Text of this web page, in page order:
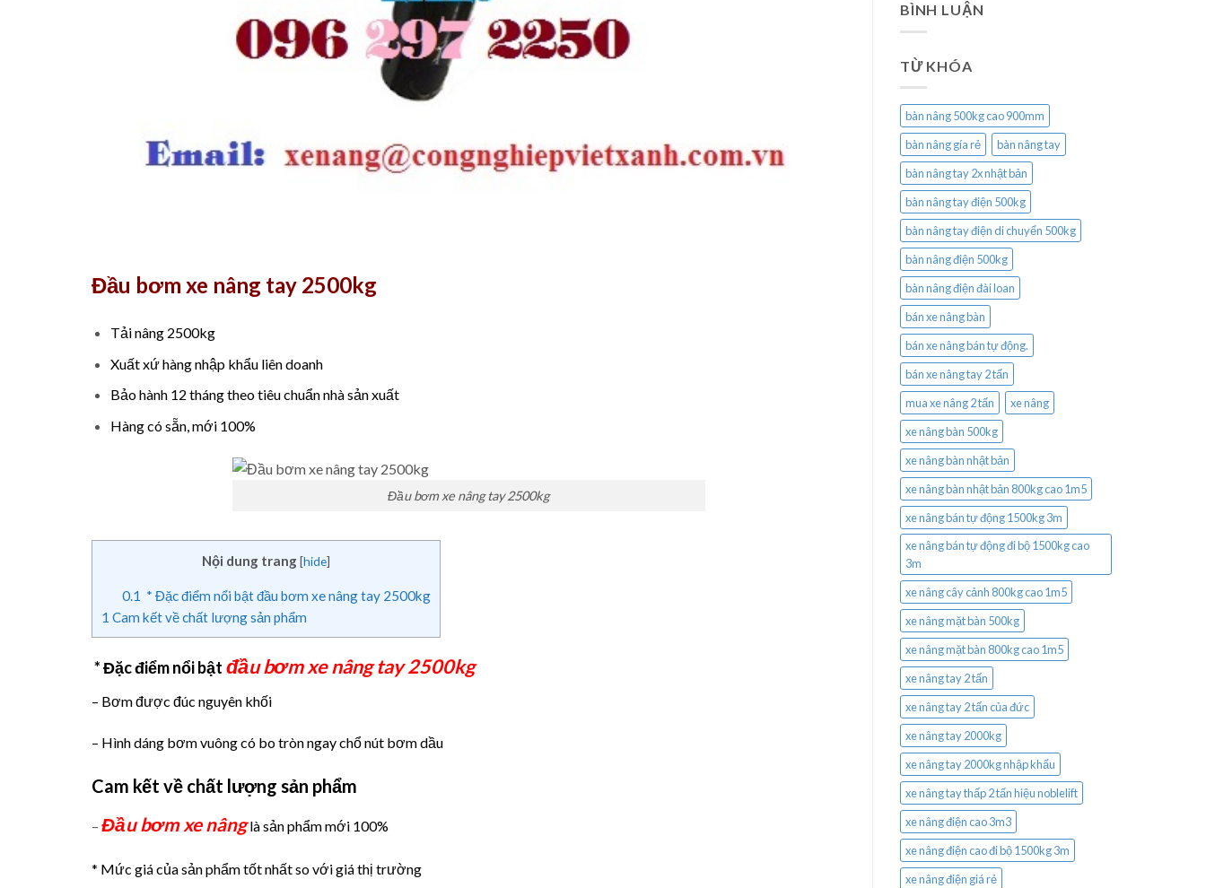
Đầu bơm xe nâng tay 2500kg
Tải nâng 2500kg
Xuất xứ hàng nhập khẩu liên doanh
Bảo hành 12 tháng theo tiêu chuẩn nhà sản xuất
Hàng có sẵn, mới 100%
Đầu bơm xe nâng tay 2500kg
Nội dung trang[hide]
0.1 * Đặc điểm nổi bật đầu bơm xe nâng tay 2500kg
1 Cam kết về chất lượng sản phẩm
* Đặc điểm nổi bật đầu bơm xe nâng tay 2500kg
– Bơm được đúc nguyên khối
– Hình dáng bơm vuông có bo tròn ngay chổ nút bơm dầu
Cam kết về chất lượng sản phẩm
– Đầu bơm xe nânglà sản phẩm mới 100%
* Mức giá của sản phẩm tốt nhất so với giá thị trường
BÌNH LUẬN
TỪ KHÓA
bàn nâng 500kg cao 900mm
bàn nâng gía rẻ
bàn nâng tay
bàn nâng tay 2x nhật bản
bàn nâng tay điện 500kg
bàn nâng tay điện di chuyển 500kg
bàn nâng điện 500kg
bàn nâng điện đài loan
bán xe nâng bàn
bán xe nâng bán tự động.
bán xe nâng tay 2 tấn
mua xe nâng 2 tấn
xe nâng
xe nâng bàn 500kg
xe nâng bàn nhật bản
xe nâng bàn nhật bản 800kg cao 1m5
xe nâng bán tự động 1500kg 3m
xe nâng bán tự động đi bộ 1500kg cao
3m
xe nâng cây cảnh 800kg cao 1m5
xe nâng mặt bàn 500kg
xe nâng mặt bàn 800kg cao 1m5
xe nâng tay 2 tấn
xe nâng tay 2 tấn của đức
xe nâng tay 2000kg
xe nâng tay 2000kg nhập khẩu
xe nâng tay thấp 2 tấn hiệu noblelift
xe nâng điện cao 3m3
xe nâng điện cao đi bộ 1500kg 3m
xe nâng điện giá rẻ